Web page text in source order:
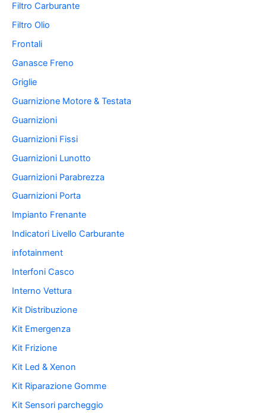
Filtro Carburante
Filtro Olio
Frontali
Ganasce Freno
Griglie
Guarnizione Motore & Testata
Guarnizioni
Guarnizioni Fissi
Guarnizioni Lunotto
Guarnizioni Parabrezza
Guarnizioni Porta
Impianto Frenante
Indicatori Livello Carburante
infotainment
Interfoni Casco
Interno Vettura
Kit Distribuzione
Kit Emergenza
Kit Frizione
Kit Led & Xenon
Kit Riparazione Gomme
Kit Sensori parcheggio